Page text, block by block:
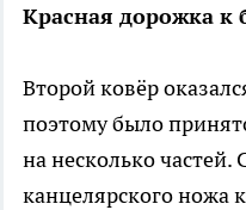
Красная дорожка к
Второй ковёр
поэтому было
на несколько
канцелярского ножа